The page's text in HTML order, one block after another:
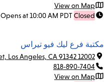
View on Map
Closed
Opens at 10:00 AM PDT
مكتبة فرع ليك فيو تيراس
12002 Osborne Street, Los Angeles, CA 91342
818-890-7404
View on Map